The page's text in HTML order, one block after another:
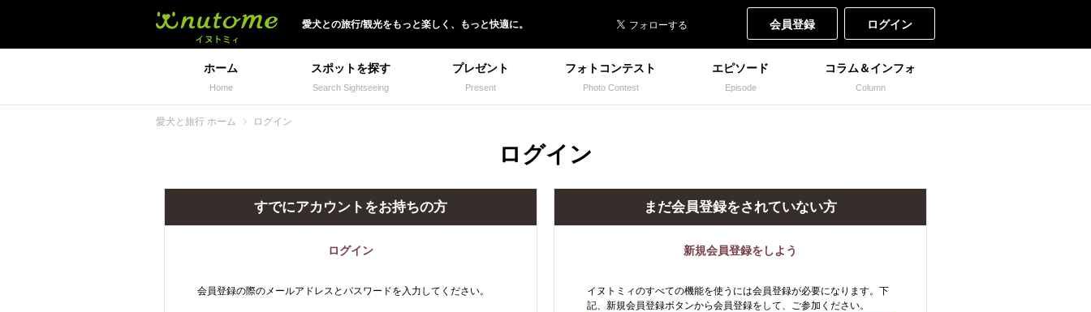
愛犬との旅行/観光をもっと楽しく、 もっと快適に。 会員登録 ログイン
ホーム
Home
スポットを探す
Search Sightseeing
プレゼント
Present
フォトコンテスト
Photo Contest
エピソード
Episode
コラム＆インフォ
Column
愛犬と旅行 ホーム ログイン
ログイン
すでにアカウントをお持ちの方
ログイン
会員登録の際のメールアドレスとパスワードを入力してください。
まだ会員登録をされていない方
新規会員登録をしよう
イヌトミィのすべての機能を使うには会員登録が必要になります。下
記、新規会員登録ボタンから会員登録をして、ご参加ください。